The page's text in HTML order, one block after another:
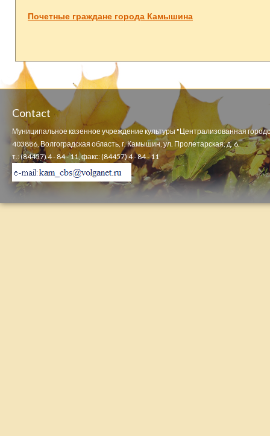
Почетные граждане города Камышина
Contact
Муниципальное казенное учреждение культуры "Централизованная
403886, Волгоградская область, г. Камышин, ул. Пролетарская, д. 6.
т.: (84457) 4 - 84 - 11, факс: (84457) 4 - 84 - 11